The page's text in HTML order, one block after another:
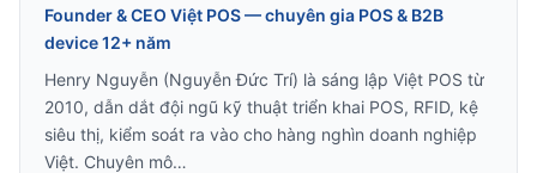
Founder & CEO Việt POS — chuyên gia POS & B2B
device 12+ năm
Henry Nguyễn (Nguyễn Đức Trí) là sáng lập Việt POS từ
2010, dẫn dắt đội ngũ kỹ thuật triển khai POS, RFID, kệ
siêu thị, kiểm soát ra vào cho hàng nghìn doanh nghiệp
Việt. Chuyên mô…